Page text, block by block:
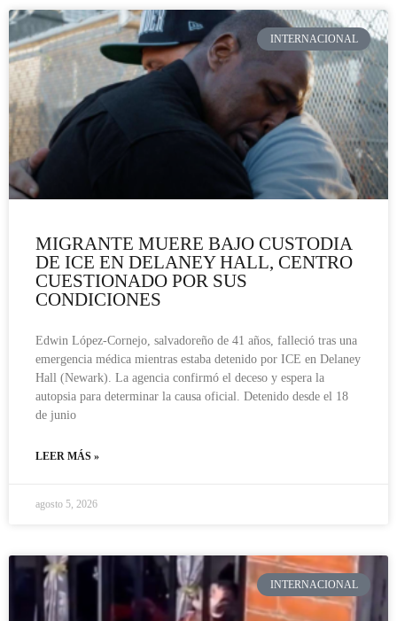
INTERNACIONAL
MIGRANTE MUERE BAJO CUSTODIA
DE ICE EN DELANEY HALL, CENTRO
CUESTIONADO POR SUS
CONDICIONES
Edwin López-Cornejo, salvadoreño de 41 años, falleció tras una
emergencia médica mientras estaba detenido por ICE en Delaney
Hall (Newark). La agencia confirmó el deceso y espera la
autopsia para determinar la causa oficial. Detenido desde el 18
de junio
LEER MÁS »
agosto 5, 2026
INTERNACIONAL